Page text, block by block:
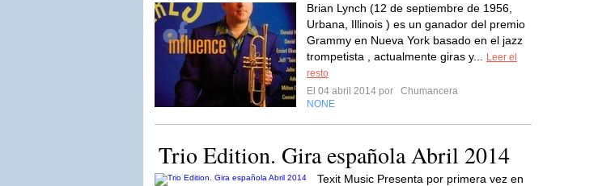
Brian Lynch (12 de septiembre de 1956,
Urbana, Illinois ) es un ganador del premio
Grammy en Nueva York basado en el jazz
trompetista , actualmente giras y...
Leer el
resto
El 04 abril 2014 por
Chumancera
NONE
Trio Edition. Gira española Abril 2014
Texit Music Presenta por primera vez en